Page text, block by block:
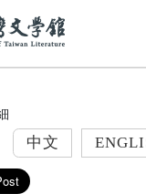
中文 ENGLISH